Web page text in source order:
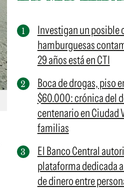
Investigan un posible
hamburguesas
29 años está en CTI
Boca de drogas, piso
$60.000: crónica del
centenario en Ciudad
familias
El Banco Central
plataforma dedicada
de dinero entre